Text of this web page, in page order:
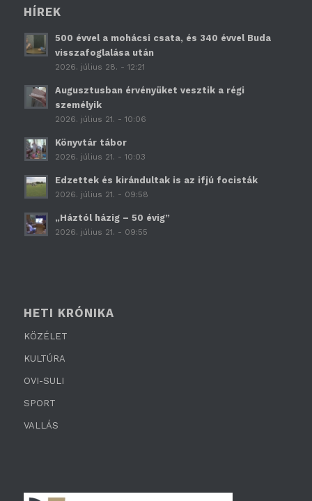
HÍREK
500 évvel a mohácsi csata, és 340 évvel Buda
visszafoglalása után
2026. július 28. - 12:21
Augusztusban érvényüket vesztik a régi
személyik
2026. július 21. - 10:06
Könyvtár tábor
2026. július 21. - 10:03
Edzettek és kirándultak is az ifjú focisták
2026. július 21. - 09:58
„Háztól házig – 50 évig”
2026. július 21. - 09:55
HETI KRÓNIKA
KÖZÉLET
KULTÚRA
OVI-SULI
SPORT
VALLÁS